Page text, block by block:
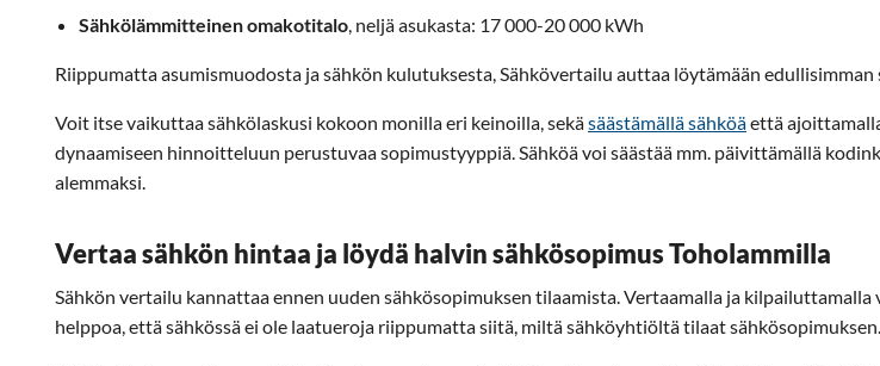
Sähkölämmitteinen omakotitalo, neljä asukasta: 17 000-20 000 kWh
Riippumatta asumismuodosta ja sähkön kulutuksesta, Sähkövertailu auttaa löytämään edullisimman
Voit itse vaikuttaa sähkölaskusi kokoon monilla eri keinoilla, sekäsäästämällä sähköäettä
dynaamiseen hinnoitteluun perustuvaa sopimustyyppiä. Sähköä voi säästää mm. päivittämällä
alemmaksi.
Vertaa sähkön hintaa ja löydä halvin sähkösopimus Toholammilla
Sähkön vertailu kannattaa ennen uuden sähkösopimuksen tilaamista. Vertaamalla ja
helppoa, että sähkössä ei ole laatueroja riippumatta siitä, miltä sähköyhtiöltä tilaat sähkösopimuksen.